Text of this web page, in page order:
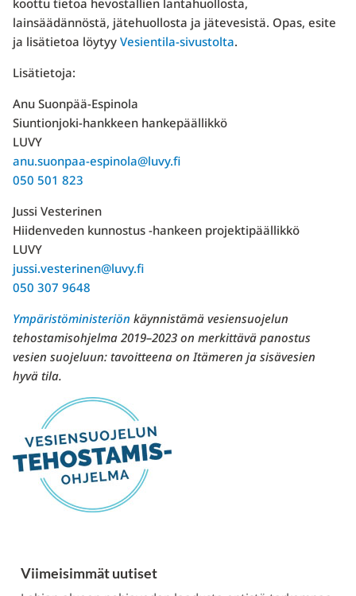
koottu tietoa hevostallien lantahuollosta,
lainsäädännöstä, jätehuollosta ja jätevesistä. Opas, esite
ja lisätietoa löytyy Vesientila-sivustolta.
Lisätietoja:
Anu Suonpää-Espinola
Siuntionjoki-hankkeen hankepäällikkö
LUVY
anu.suonpaa-espinola@luvy.fi
050 501 823
Jussi Vesterinen
Hiidenveden kunnostus -hankeen projektipäällikkö
LUVY
jussi.vesterinen@luvy.fi
050 307 9648
Ympäristöministeriön käynnistämä vesiensuojelun
tehostamisohjelma 2019–2023 on merkittävä panostus
vesien suojeluun: tavoitteena on Itämeren ja sisävesien
hyvä tila.
Viimeisimmät uutiset